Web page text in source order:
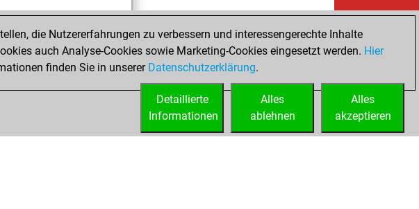
positionsdie Nutzererfahrungen zu verbessern und interessengerechte Inhalte
auch Analyse-Cookies sowie Marketing-Cookies eingesetzt werden. Hier
finden Sie in unserer Datenschutzerklärung.
Alles
akzeptieren
Alles
ablehnen
Detaillierte
Informationen